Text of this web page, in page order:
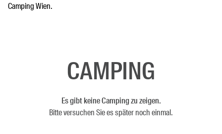
Camping Wien.
CAMPING
Es gibt keine Camping zu zeigen.
Bitte versuchen Sie es später noch einmal.